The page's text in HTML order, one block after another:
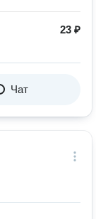
23 ₽
Чат